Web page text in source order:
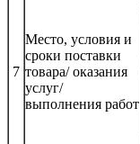
7
Место, условия и
сроки поставки
товара/ оказания
услуг/
выполнения работ